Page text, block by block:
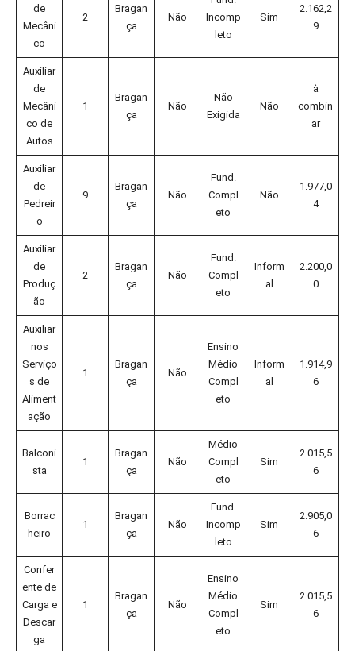
de
Mecâni
co
2
Bragan
ça
Não
Incomp
leto
Sim
2.162,2
9
Auxiliar
de
Mecâni
co de
Autos
1
Bragan
ça
Não
Não
Exigida
Não
à
combin
ar
Auxiliar
de
Pedreir
o
9
Bragan
ça
Não
Fund.
Compl
eto
Não
1.977,0
4
Auxiliar
de
Produç
ão
2
Bragan
ça
Não
Fund.
Compl
eto
Inform
al
2.200,0
0
Auxiliar
nos
Serviço
s de
Aliment
ação
1
Bragan
ça
Não
Ensino
Médio
Compl
eto
Inform
al
1.914,9
6
Balconi
sta
1
Bragan
ça
Não
Médio
Compl
eto
Sim
2.015,5
6
Borrac
heiro
1
Bragan
ça
Não
Fund.
Incomp
leto
Sim
2.905,0
6
Confer
ente de
Carga e
Descar
ga
1
Bragan
ça
Não
Ensino
Médio
Compl
eto
Sim
2.015,5
6